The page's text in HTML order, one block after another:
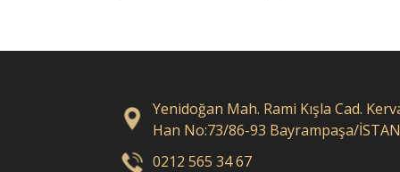
Yenidoğan Mah. Rami Kışla Cad.
Han No:73/86-93 Bayrampaşa/
0212 565 34 67